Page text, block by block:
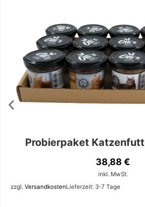
Probierpaket
38,88 €
inkl. MwSt.
zzgl. VersandkostenLieferzeit: 3-7 Tage